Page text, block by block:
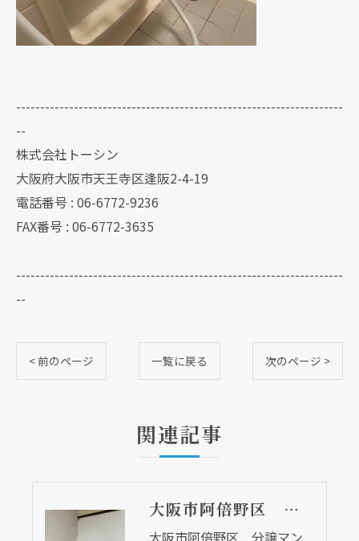
--------------------------------------------------------------------
--
株式会社トーシン
大阪府大阪市天王寺区逢阪2-4-19
電話番号 : 06-6772-9236
FAX番号 : 06-6772-3635
--------------------------------------------------------------------
--
< 前のページ 一覧に戻る 次のページ >
関連記事
大阪市阿倍野区 分譲マンションのレンジフード取替リフォーム工事 タカラスタンダード
大阪市阿倍野区 分譲マン